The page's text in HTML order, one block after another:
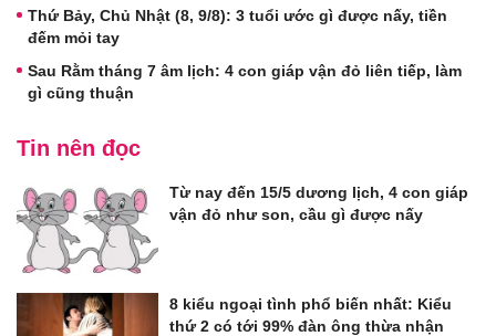
Thứ Bảy, Chủ Nhật (8, 9/8): 3 tuổi ước gì được nấy, tiền
đếm mỏi tay
Sau Rằm tháng 7 âm lịch: 4 con giáp vận đỏ liên tiếp, làm
gì cũng thuận
Tin nên đọc
Từ nay đến 15/5 dương lịch, 4 con giáp
vận đỏ như son, cầu gì được nấy
8 kiểu ngoại tình phổ biến nhất: Kiểu
thứ 2 có tới 99% đàn ông thừa nhận